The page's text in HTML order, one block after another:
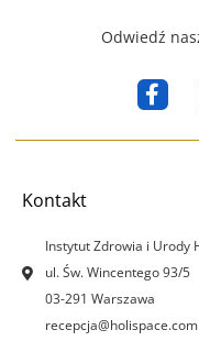
Odwiedź
F
a
c
k
-
f
Kontakt
Instytut Zdrowia i Urody
ul. Św. Wincentego 93/5
03-291 Warszawa
recepcja@holispace.com